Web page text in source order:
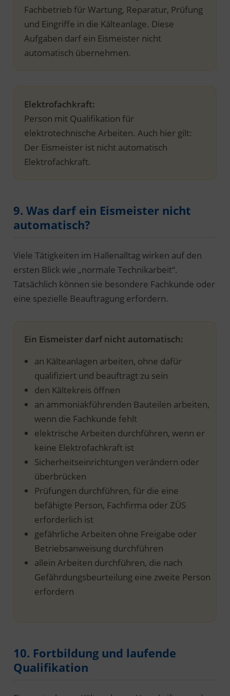
Fachbetrieb für Wartung, Reparatur, Prüfung
und Eingriffe in die Kälteanlage. Diese
Aufgaben darf ein Eismeister nicht
automatisch übernehmen.
Elektrofachkraft:
Person mit Qualifikation für
elektrotechnische Arbeiten. Auch hier gilt:
Der Eismeister ist nicht automatisch
Elektrofachkraft.
9. Was darf ein Eismeister nicht
automatisch?
Viele Tätigkeiten im Hallenalltag wirken auf den
ersten Blick wie „normale Technikarbeit“.
Tatsächlich können sie besondere Fachkunde oder
eine spezielle Beauftragung erfordern.
Ein Eismeister darf nicht automatisch:
an Kälteanlagen arbeiten, ohne dafür
qualifiziert und beauftragt zu sein
den Kältekreis öffnen
an ammoniakführenden Bauteilen arbeiten,
wenn die Fachkunde fehlt
elektrische Arbeiten durchführen, wenn er
keine Elektrofachkraft ist
Sicherheitseinrichtungen verändern oder
überbrücken
Prüfungen durchführen, für die eine
befähigte Person, Fachfirma oder ZÜS
erforderlich ist
gefährliche Arbeiten ohne Freigabe oder
Betriebsanweisung durchführen
allein Arbeiten durchführen, die nach
Gefährdungsbeurteilung eine zweite Person
erfordern
10. Fortbildung und laufende
Qualifikation